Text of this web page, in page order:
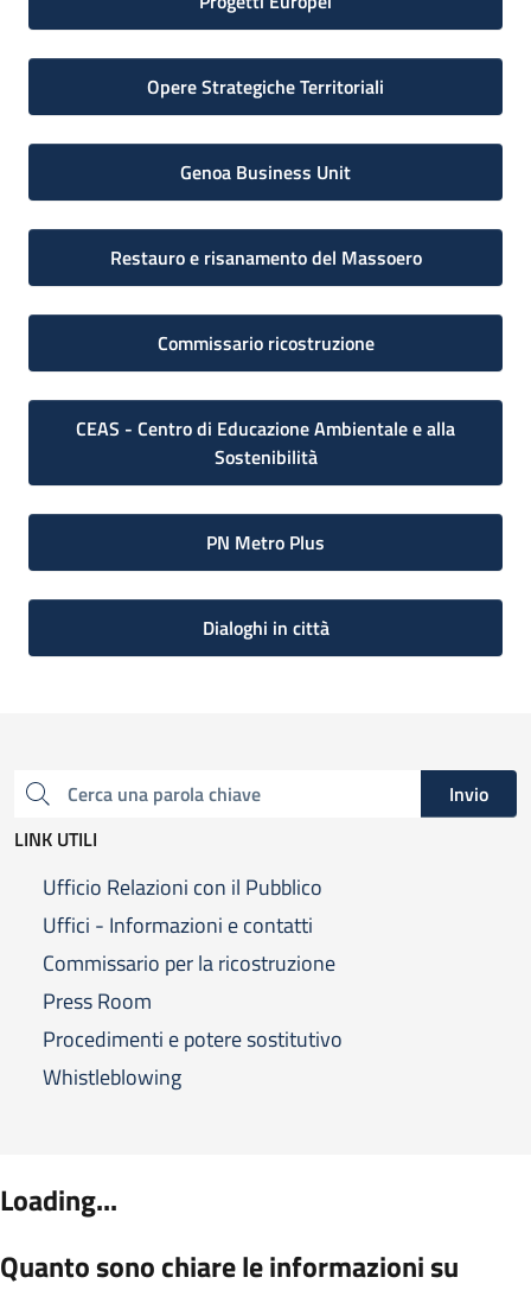
Opere Strategiche Territoriali
Genoa Business Unit
Restauro e risanamento del Massoero
Commissario ricostruzione
CEAS - Centro di Educazione Ambientale e alla
Sostenibilità
PN Metro Plus
Dialoghi in città
Cerca una parola chiave
Invio
LINK UTILI
Ufficio Relazioni con il Pubblico
Uffici - Informazioni e contatti
Commissario per la ricostruzione
Press Room
Procedimenti e potere sostitutivo
Whistleblowing